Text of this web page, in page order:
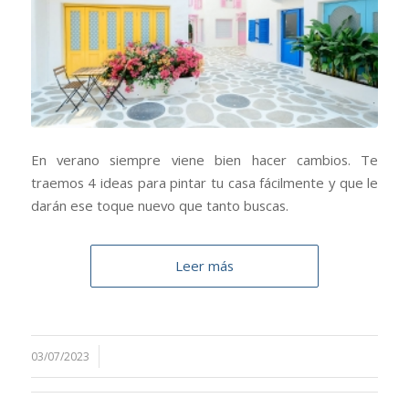
En verano siempre viene bien hacer cambios. Te
traemos 4 ideas para pintar tu casa fácilmente y que le
darán ese toque nuevo que tanto buscas.
Leer más
03/07/2023